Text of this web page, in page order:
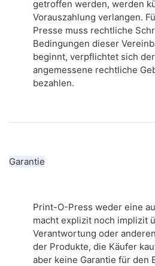
getroffen werden, werden
Vorauszahlung verlangen.
Presse muss rechtliche
Bedingungen dieser
beginnt, verpflichtet sich
angemessene rechtliche
bezahlen.
Garantie
Print-O-Press weder eine
macht explizit noch implizit
Verantwortung oder
der Produkte, die Käufer
aber keine Garantie für den